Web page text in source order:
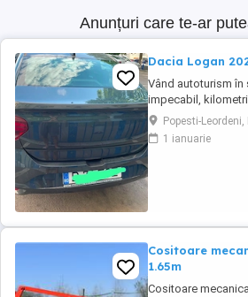
Anunțuri care te-ar
Dacia Logan
Vând autoturism în
impecabil,
personal, foarte
principal pentru
Bucureștiului.
Popesti-Leordeni,
1 ianuarie
Cositoare
1.65m
Cositoare